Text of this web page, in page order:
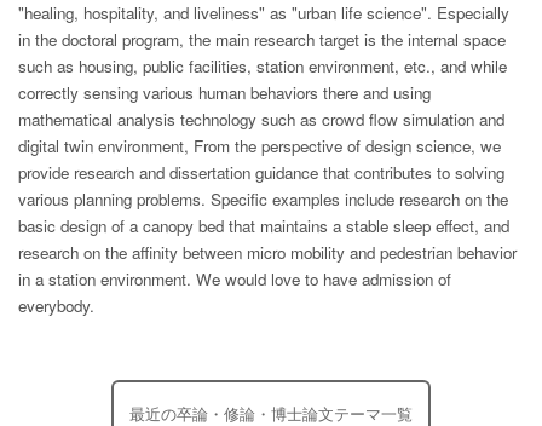
"healing, hospitality, and liveliness" as "urban life science". Especially
in the doctoral program, the main research target is the internal space
such as housing, public facilities, station environment, etc., and while
correctly sensing various human behaviors there and using
mathematical analysis technology such as crowd flow simulation and
digital twin environment, From the perspective of design science, we
provide research and dissertation guidance that contributes to solving
various planning problems. Specific examples include research on the
basic design of a canopy bed that maintains a stable sleep effect, and
research on the affinity between micro mobility and pedestrian behavior
in a station environment. We would love to have admission of
everybody.
最近の卒論・修論・博士論文テーマ一覧